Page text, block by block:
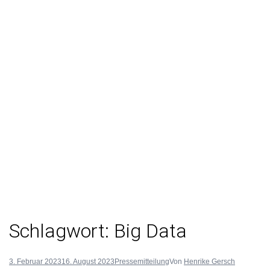
Schlagwort: Big Data
3. Februar 202316. August 2023PressemitteilungVon Henrike Gersch